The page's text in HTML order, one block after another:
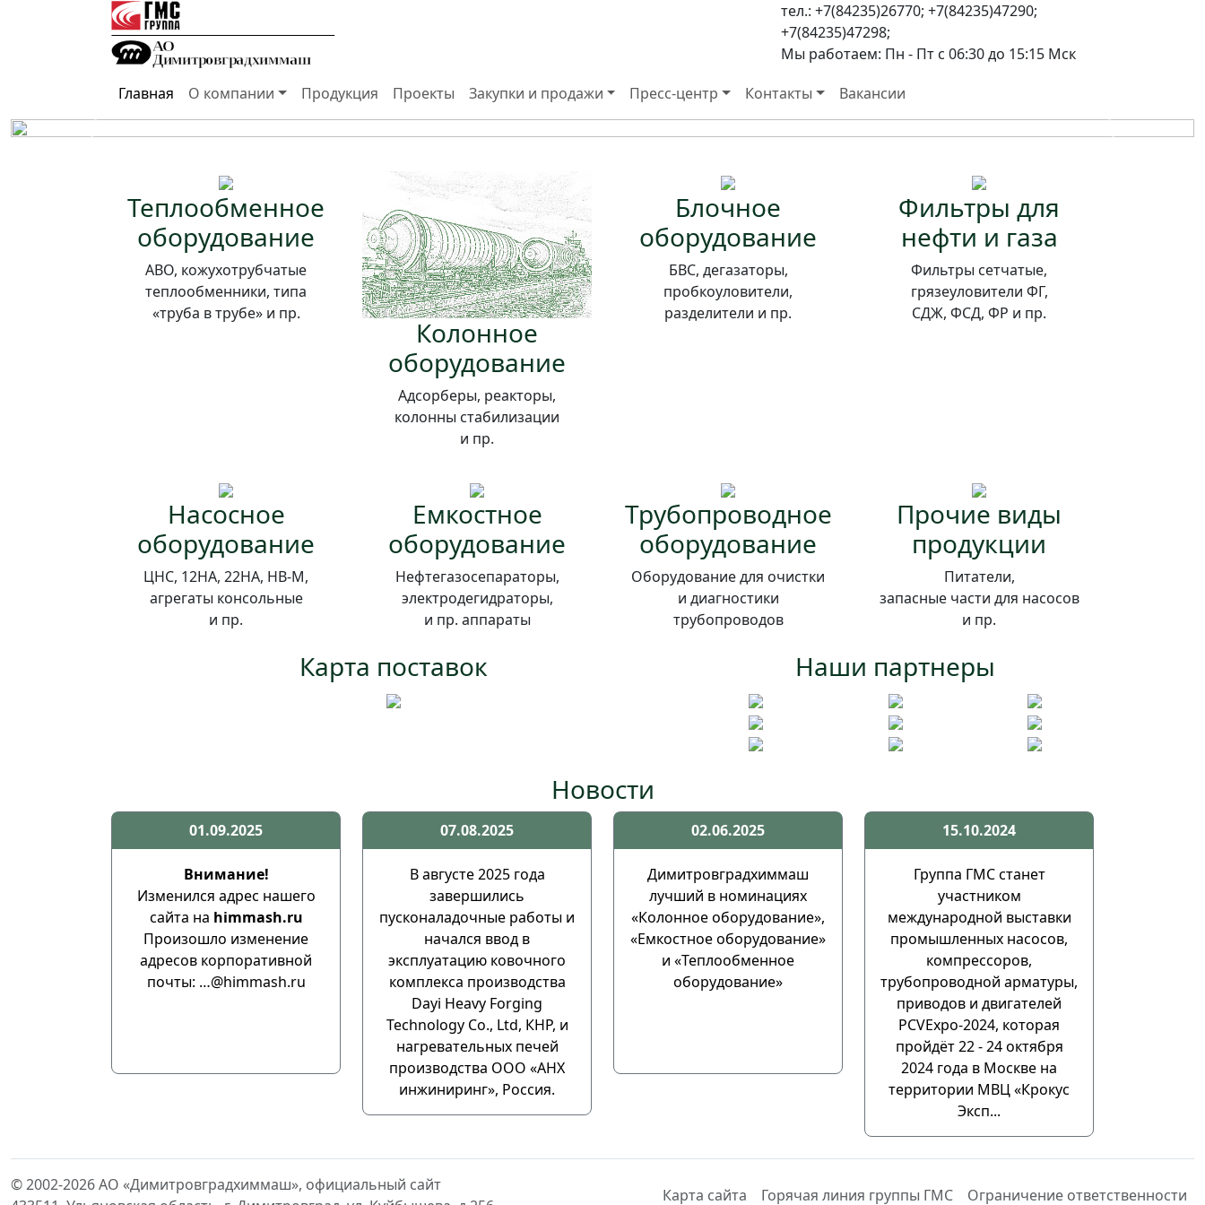
тел.: +7(84235)26770; +7(84235)47290;
+7(84235)47298;
Мы работаем: Пн - Пт с 06:30 до 15:15 Мск
Главная
О компании Продукция Проекты Закупки и продажи Пресс-центр Контакты Вакансии
ПОЛНЫЙ ЦИКЛ ПРОИЗВОДСТВА
Назад Вперед
Теплообменное
оборудование
АВО, кожухотрубчатые
теплообменники, типа
«труба в трубе» и пр.
Колонное
оборудование
Адсорберы, реакторы,
колонны стабилизации
и пр.
Блочное
оборудование
БВС, дегазаторы,
пробкоуловители,
разделители и пр.
Фильтры для
нефти и газа
Фильтры сетчатые,
грязеуловители ФГ,
СДЖ, ФСД, ФР и пр.
Насосное
оборудование
ЦНС, 12НА, 22НА, НВ-М,
агрегаты консольные
и пр.
Емкостное
оборудование
Нефтегазосепараторы,
электродегидраторы,
и пр. аппараты
Трубопроводное
оборудование
Оборудование для очистки
и диагностики
трубопроводов
Прочие виды
продукции
Питатели,
запасные части для насосов
и пр.
Карта поставок Наши партнеры
Новости
01.09.2025
Внимание!
Изменился адрес нашего
сайта на himmash.ru
Произошло изменение
адресов корпоративной
почты: …@himmash.ru
07.08.2025
В августе 2025 года
завершились
пусконаладочные работы и
начался ввод в
эксплуатацию ковочного
комплекса производства
Dayi Heavy Forging
Technology Co., Ltd, КНР, и
нагревательных печей
производства ООО «АНХ
инжиниринг», Россия.
02.06.2025
Димитровградхиммаш
лучший в номинациях
«Колонное оборудование»,
«Емкостное оборудование»
и «Теплообменное
оборудование»
15.10.2024
Группа ГМС станет
участником
международной выставки
промышленных насосов,
компрессоров,
трубопроводной арматуры,
приводов и двигателей
PCVExpo-2024, которая
пройдёт 22 - 24 октября
2024 года в Москве на
территории МВЦ «Крокус
Эксп...
© 2002-2026 АО «Димитровградхиммаш», официальный сайт
Карта сайта Горячая линия группы ГМС Ограничение ответственности